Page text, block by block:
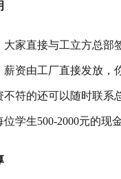
大家直接与工立方总部
薪资由工厂直接发放，
不符的还可以随时联
学生500-2000元的现